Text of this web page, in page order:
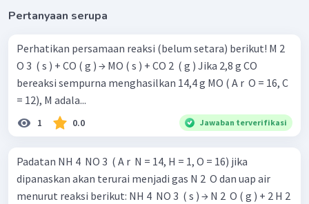
Pertanyaan serupa
Perhatikan persamaan reaksi (belum setara) berikut! M 2 ​
O 3 ​ ( s ) + CO ( g ) → MO ( s ) + CO 2 ​ ( g ) Jika 2,8 g CO
bereaksi sempurna menghasilkan 14,4 g MO ( A r ​ O = 16, C
= 12), M adala...
1 0.0 Jawaban terverifikasi
Padatan NH 4 ​ NO 3 ​ ( A r ​ N = 14, H = 1, O = 16) jika
dipanaskan akan terurai menjadi gas N 2 ​ O dan uap air
menurut reaksi berikut: NH 4 ​ NO 3 ​ ( s ) → N 2 ​ O ( g ) + 2 H 2 ​